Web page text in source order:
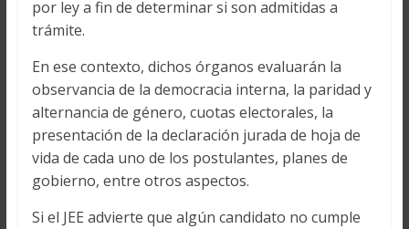
por ley a fin de determinar si son admitidas a
trámite.
En ese contexto, dichos órganos evaluarán la
observancia de la democracia interna, la paridad y
alternancia de género, cuotas electorales, la
presentación de la declaración jurada de hoja de
vida de cada uno de los postulantes, planes de
gobierno, entre otros aspectos.
Si el JEE advierte que algún candidato no cumple